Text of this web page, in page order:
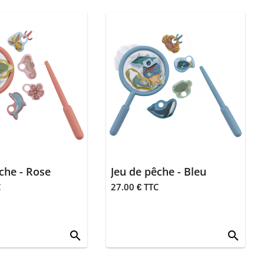
- Rose
search
Jeu de pêche - Bleu
27.00 € TTC
search